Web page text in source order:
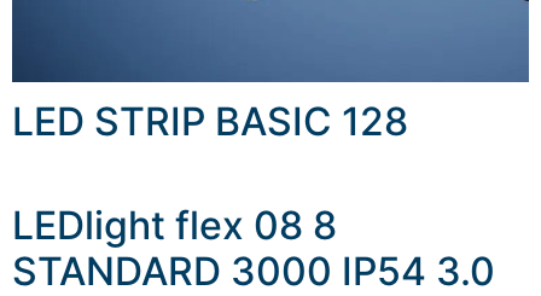
LED STRIP BASIC 128
LEDlight flex 08 8
STANDARD 3000 IP54 3.0